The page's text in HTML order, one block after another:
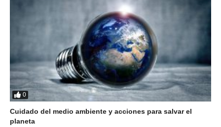
0
Cuidado del medio ambiente y acciones para salvar el
planeta